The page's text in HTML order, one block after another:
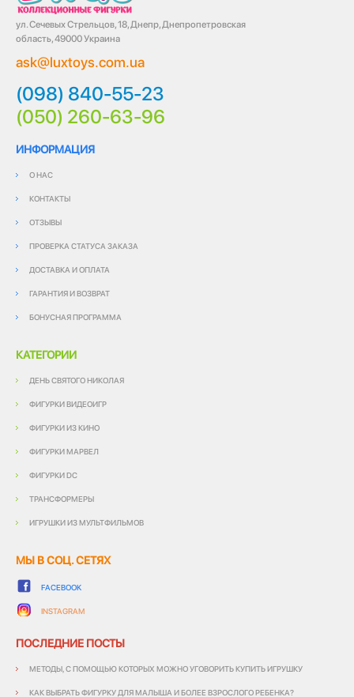
ул. Сечевых Стрельцов, 18, Днепр, Днепропетровская
область, 49000 Украина
ask@luxtoys.com.ua
(098) 840-55-23
(050) 260-63-96
ИНФОРМАЦИЯ
О НАС
КОНТАКТЫ
ОТЗЫВЫ
ПРОВЕРКА СТАТУСА ЗАКАЗА
ДОСТАВКА И ОПЛАТА
ГАРАНТИЯ И ВОЗВРАТ
БОНУСНАЯ ПРОГРАММА
КАТЕГОРИИ
ДЕНЬ СВЯТОГО НИКОЛАЯ
ФИГУРКИ ВИДЕОИГР
ФИГУРКИ ИЗ КИНО
ФИГУРКИ МАРВЕЛ
ФИГУРКИ DC
ТРАНСФОРМЕРЫ
ИГРУШКИ ИЗ МУЛЬТФИЛЬМОВ
МЫ В СОЦ. СЕТЯХ
FACEBOOK
INSTAGRAM
ПОСЛЕДНИЕ ПОСТЫ
МЕТОДЫ, С ПОМОЩЬЮ КОТОРЫХ МОЖНО УГОВОРИТЬ КУПИТЬ ИГРУШКУ
КАК ВЫБРАТЬ ФИГУРКУ ДЛЯ МАЛЫША И БОЛЕЕ ВЗРОСЛОГО РЕБЕНКА?